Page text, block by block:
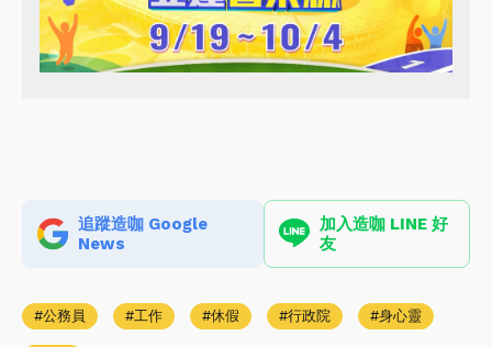
追蹤造咖 Google
News
加入造咖 LINE 好
友
公務員 工作 休假 行政院 身心靈